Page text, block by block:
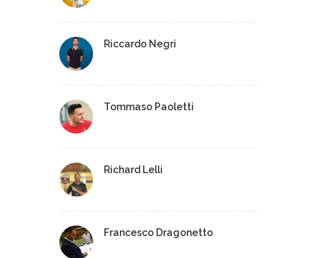
Riccardo Negri
Tommaso Paoletti
Richard Lelli
Francesco Dragonetto